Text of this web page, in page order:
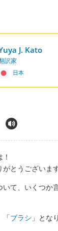
J. Kato
訳家
日本
とうございます
いて、いくつか
「ブラシ 」とな